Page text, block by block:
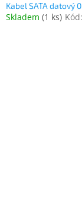
Kabel SATA datový
Skladem (1 ks) Kód: